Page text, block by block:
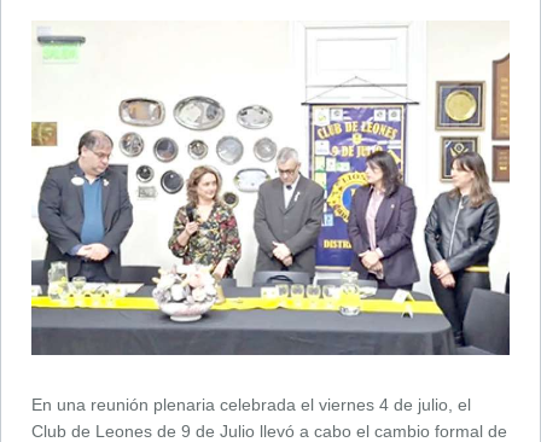
En una reunión plenaria celebrada el viernes 4 de julio, el
Club de Leones de 9 de Julio llevó a cabo el cambio formal de